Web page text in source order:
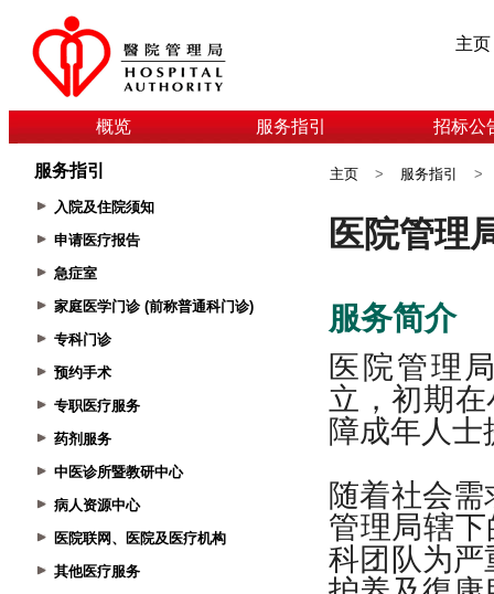
主页
概览 服务指引 招标公
服务指引
入院及住院须知
申请医疗报告
急症室
家庭医学门诊 (前称普通科门诊)
专科门诊
预约手术
专职医疗服务
药剂服务
中医诊所暨教研中心
病人资源中心
医院联网、医院及医疗机构
其他医疗服务
主页 > 服务指引 >